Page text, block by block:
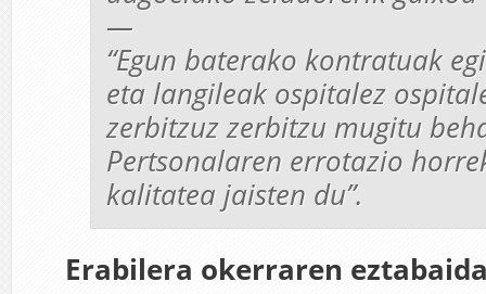
—
“Egun baterako kontratuak
eta langileak ospitalez
zerbitzuz zerbitzu mugitu
Pertsonalaren errotazio
kalitatea jaisten du”.
Erabilera okerraren